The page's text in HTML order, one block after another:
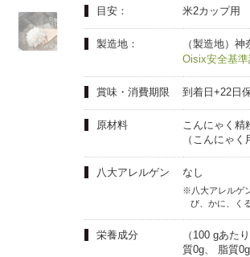
夏にピッタリ
モチモチ食感
人気二段重「
本格中華オー
目安： 米2カップ用
製造地：
（製造地）神
Oisix安全基
賞味・消費期限 到着日+22日
原材料
こんにゃく精
（こんにゃく
八大アレルゲン なし
※八大アレルゲ
び、かに、く
栄養成分
（100 gあた
質0g、 脂質